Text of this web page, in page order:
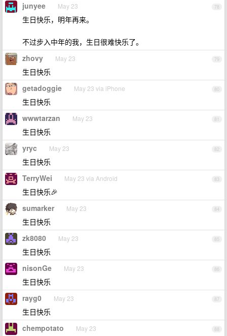
78
junyee May 23
生日快乐，明年再来。
不过步入中年的我，生日很难快乐了。
79
zhovy May 23
生日快乐
80
getadoggie May 23 via iPhone
生日快乐
81
wwwtarzan May 23
生日快乐
82
yryc May 23
生日快乐
83
TerryWei May 23 via Android
生日快乐🎉
84
sumarker May 23
生日快乐
85
zk8080 May 23
生日快乐
86
nisonGe May 23
生日快乐
87
rayg0 May 23
生日快乐
88
chempotato May 23